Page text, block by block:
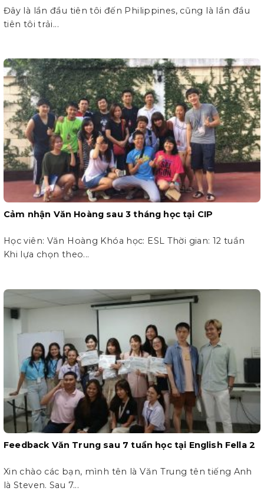
Đây là lần đầu tiên tôi đến Philippines, cũng là lần đầu
tiên tôi trải...
Cảm nhận Văn Hoàng sau 3 tháng học tại CIP
Học viên: Văn Hoàng Khóa học: ESL Thời gian: 12 tuần
Khi lựa chọn theo...
Feedback Văn Trung sau 7 tuần học tại English Fella 2
Xin chào các bạn, mình tên là Văn Trung tên tiếng Anh
là Steven. Sau 7...